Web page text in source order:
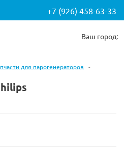
+7 (926) 458-63-33
Ваш город:
для парогенераторов -